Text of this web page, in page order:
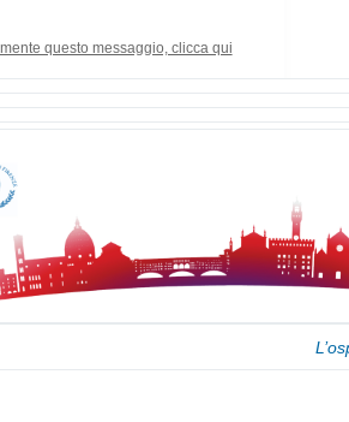
questo messaggio, clicca qui